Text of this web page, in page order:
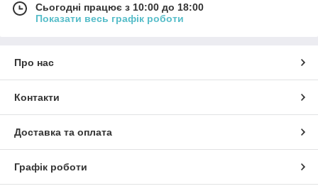
Сьогодні працює з 10:00 до 18:00
Показати весь графік роботи
Про нас
Контакти
Доставка та оплата
Графік роботи